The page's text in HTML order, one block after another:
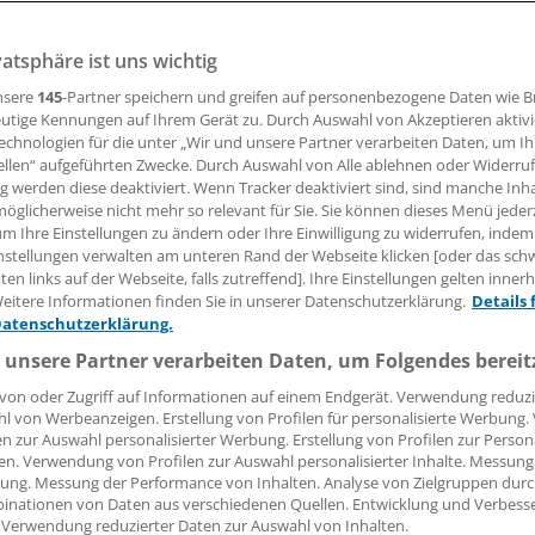
der Anschubfinanzierung haben nur noch wenige
geschlossen. Ihre Chancen liegen in mehr
und einem Plus beim Image.
Schnack
05:00 Uhr
HAMBURG.Die Integrierte
derzeit ein Schattendasein - so
vieler Beobachter im
Tatsächlich aber steigt bei
die Zahl der eingeschriebenen
teilnehmenden Ärzte. "Bei uns
ist uns wichtig
145-Partner speichern und greifen auf personenbezogene Daten wie
Kennungen auf Ihrem Gerät zu. Durch Auswahl von Akzeptieren
für die unter „Wir und unsere Partner verarbeiten Daten, um
aufgeführten Zwecke. Durch Auswahl von Alle ablehnen oder
werden diese deaktiviert. Wenn Tracker deaktiviert sind, sind manche
nicht mehr so relevant für Sie. Sie können dieses Menü
Ihre Einstellungen zu ändern oder Ihre Einwilligung zu widerrufen, indem
verwalten am unteren Rand der Webseite klicken [oder das
links auf der Webseite, falls zutreffend]. Ihre Einstellungen gelten
Informationen finden Sie in unserer Datenschutzerklärung. Details
Partner verarbeiten Daten, um Folgendes
oder Zugriff auf Informationen auf einem Endgerät. Verwendung
von Werbeanzeigen. Erstellung von Profilen für personalisierte
zur Auswahl personalisierter Werbung. Erstellung von Profilen zur
Verwendung von Profilen zur Auswahl personalisierter Inhalte.
Messung der Performance von Inhalten. Analyse von Zielgruppen
von Daten aus verschiedenen Quellen. Entwicklung und
reduzierter Daten zur Auswahl von Inhalten.